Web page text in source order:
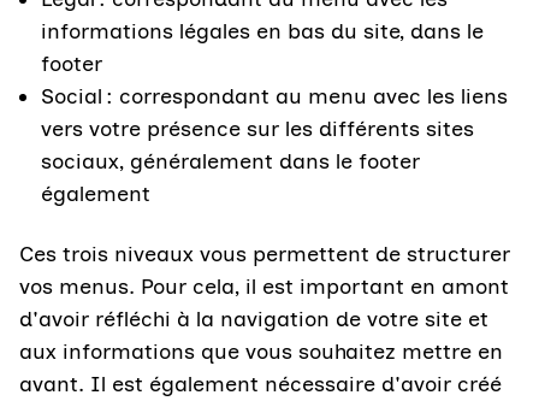
informations légales en bas du site, dans le
footer
Social : correspondant au menu avec les liens
vers votre présence sur les différents sites
sociaux, généralement dans le footer
également
Ces trois niveaux vous permettent de structurer
vos menus. Pour cela, il est important en amont
d'avoir réfléchi à la navigation de votre site et
aux informations que vous souhaitez mettre en
avant. Il est également nécessaire d'avoir créé